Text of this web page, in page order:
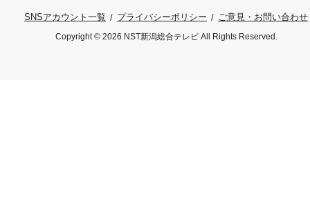
SNSアカウント一覧 プライバシーポリシー ご意見・お問い合わせ
Copyright © 2026 NST新潟総合テレビ All Rights Reserved.